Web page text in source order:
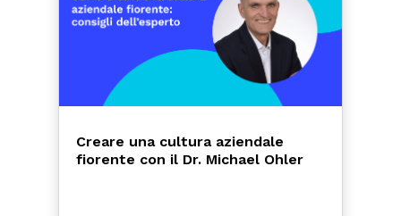
Creare una cultura aziendale
fiorente con il Dr. Michael Ohler